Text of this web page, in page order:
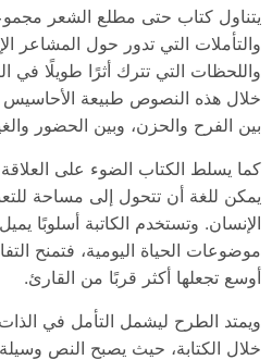
يتناول كتاب حتى مطلع الشعر
والتأملات التي تدور حول المشاعر
واللحظات التي تترك أثرًا طويلًا
خلال هذه النصوص طبيعة الأحاسيس
بين الفرح والحزن، وبين الحضور
كما يسلط الكتاب الضوء على
يمكن للغة أن تتحول إلى مساحة
الإنسان. وتستخدم الكاتبة أسلوبًا
موضوعات الحياة اليومية، فتمنح
أوسع تجعلها أكثر قربًا من القارئ.
ويمتد الطرح ليشمل التأمل في
خلال الكتابة، حيث يصبح النص